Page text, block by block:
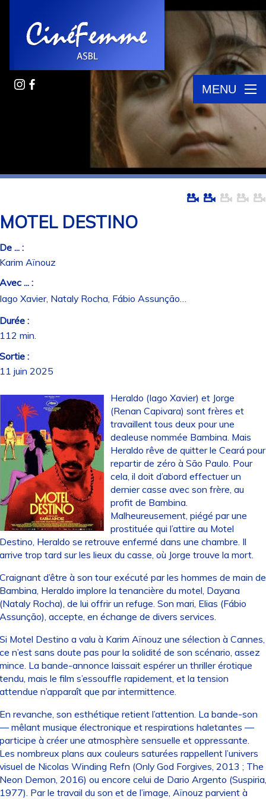
MENU
DESTINO
... :
Aïnouz
... :
Xavier, Nataly Rocha, Fábio Assunção…
:
min.
:
juin 2025
Heraldo (Iago Xavier) et Jorge
(Renan Capivara) sont frères et
travaillent tous deux pour une
dealeuse nommée Bambina. Mais
Heraldo rêve de quitter le Ceará pour
repartir de zéro à São Paulo. Pour
cela, il doit d’abord effectuer un
dernier casse avec son frère, au
profit de Bambina.
Malheureusement, piégé par une
prostituée qui l’attire au Motel
Heraldo se retrouve enfermé dans une chambre. Il
trop tard sur les lieux du casse, où Jorge trouve la mort.
d’être à son tour exécuté par les hommes de main de
Heraldo implore la tenancière du motel, Dayana
Rocha), de lui offrir un refuge. Son mari, Elias (Fábio
accepte, en échange de divers services.
Motel Destino a valu à Karim Aïnouz une sélection à Cannes,
n’est sans doute pas pour la solidité de son scénario, assez
La bande-annonce laissait espérer un thriller érotique
mais le film s’essouffle rapidement, et la tension
n’apparaît que par intermittence.
revanche, son esthétique retient l’attention. La bande-son
mêlant musique électronique et respirations haletantes —
à créer une atmosphère sensuelle et oppressante.
nombreux plans aux couleurs saturées rappellent l’univers
de Nicolas Winding Refn (Only God Forgives, 2013 ; The
Demon, 2016) ou encore celui de Dario Argento (Suspiria,
Par le travail du son et de l’image, Aïnouz parvient à